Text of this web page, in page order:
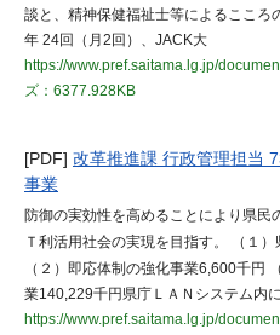
談と、精神保健福祉士等によるこころ
年 24回（月2回）、JACK大
https://www.pref.saitama.lg.jp/
ズ：6377.928KB
[PDF] 改革推進課 行政管理担当
事業
防御の実効性を高めることにより県民
Ｔ利活用社会の実現を目指す。 （１）
（２）即応体制の強化事業6,600千円
業140,229千円県庁ＬＡＮシステム内
https://www.pref.saitama.lg.jp/